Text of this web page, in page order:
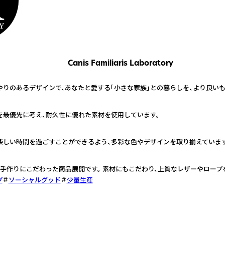
Canis Familiaris Laboratory
のあるデザインで、あなたと愛する「小さな家族」との暮らしを、より良いも
優先に考え、耐久性に優れた素材を使用しています。
い時間を過ごすことができるよう、多彩な色やデザインを取り揃えていま
作りにこだわった商品展開です。 素材にもこだわり、上質なレザーやロー
ソーシャルグッド 少量生産